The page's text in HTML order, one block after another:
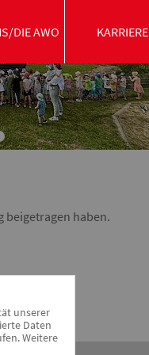
beigetragen haben.
DIE AWO KARRIERE
unserer
Daten
Weitere